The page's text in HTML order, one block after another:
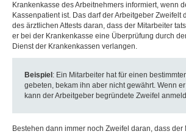
Krankenkasse des Arbeitnehmers informiert, wenn
Kassenpatient ist. Das darf der Arbeitgeber Zweifelt
des ärztlichen Attests daran, dass der Mitarbeiter
er bei der Krankenkasse eine Überprüfung durch
Dienst der Krankenkassen verlangen.
Beispiel : Ein Mitarbeiter hat für einen
gebeten, bekam ihn aber nicht gewährt. Wenn
kann der Arbeitgeber begründete Zweifel
Bestehen dann immer noch Zweifel daran, dass der